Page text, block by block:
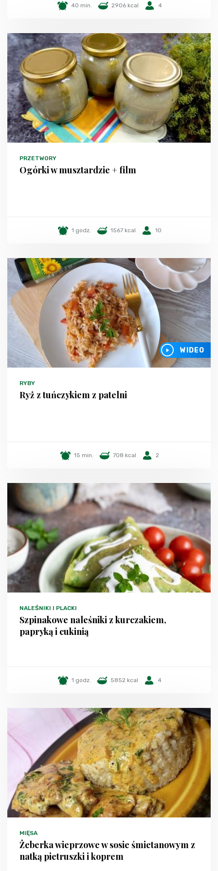
40 min. 2906 kcal 4
PRZETWORY
Ogórki w musztardzie + film
1 godz. 1567 kcal 10
WIDEO
RYBY
Ryż z tuńczykiem z patelni
15 min. 708 kcal 2
NALEŚNIKI I PLACKI
Szpinakowe naleśniki z kurczakiem,
papryką i cukinią
1 godz. 5852 kcal 4
MIĘSA
Żeberka wieprzowe w sosie śmietanowym z
natką pietruszki i koprem